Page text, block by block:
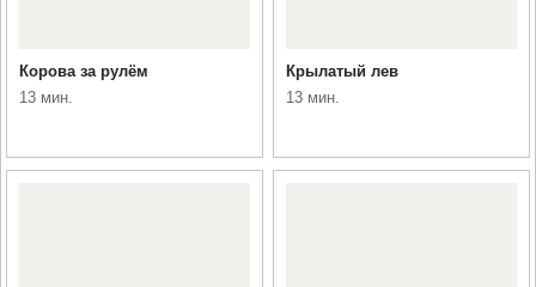
Корова за рулём
13 мин.
Крылатый лев
13 мин.